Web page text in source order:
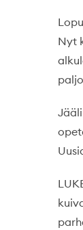
Nyt